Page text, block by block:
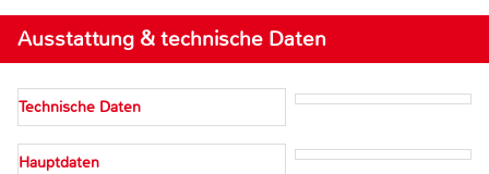
Ausstattung & technische Daten
Technische Daten
Hauptdaten